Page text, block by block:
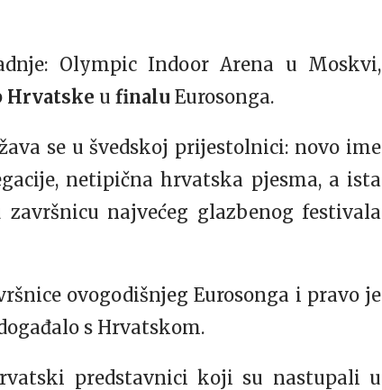
Olympic Indoor Arena u Moskvi,
Hrvatske u finalu Eurosonga.
se u švedskoj prijestolnici: novo ime
netipična hrvatska pjesma, a ista
najvećeg glazbenog festivala
ovogodišnjeg Eurosonga i pravo je
s Hrvatskom.
predstavnici koji su nastupali u